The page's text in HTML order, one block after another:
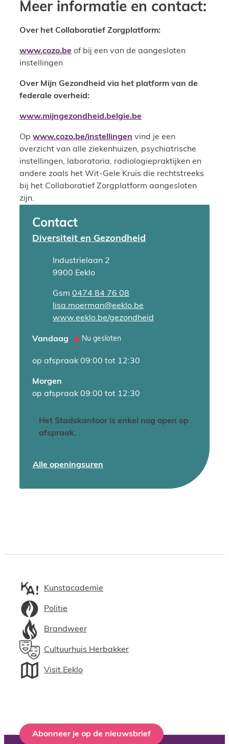
Meer informatie en contact:
Over het Collaboratief Zorgplatform:
www.cozo.be of bij een van de aangesloten
instellingen
Over Mijn Gezondheid via het platform van de
federale overheid:
www.mijngezondheid.belgie.be
Op www.cozo.be/instellingen vind je een
overzicht van alle ziekenhuizen, psychiatrische
instellingen, laboratoria, radiologiepraktijken en
andere zoals het Wit-Gele Kruis die rechtstreeks
bij het Collaboratief Zorgplatform aangesloten
zijn.
Contact
Diversiteit en Gezondheid
Industrielaan 2
,9900 Eeklo
0474 84 76 08
E-maillisa.moerman@eeklo.be
Websitewww.eeklo.be/gezondheid
Vandaag Nu gesloten
op afspraak 09:00 tot 12:30
Morgen
op afspraak 09:00 tot 12:30
Het Stadskantoor is enkel nog open op
afspraak.
Alle openingsuren
Kunstacademie
Politie
Brandweer
Cultuurhuis Herbakker
Visit.Eeklo
Abonneer je op de nieuwsbrief